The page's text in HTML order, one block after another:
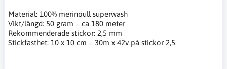
Material: 100% merinoull superwash
Vikt/längd: 50 gram = ca 180 meter
Rekommenderade stickor: 2,5 mm
Stickfasthet: 10 x 10 cm = 30m x 42v på stickor 2,5